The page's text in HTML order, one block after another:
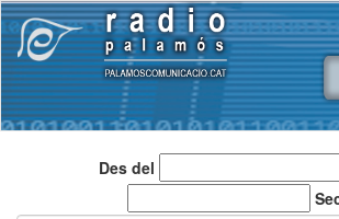
Des del